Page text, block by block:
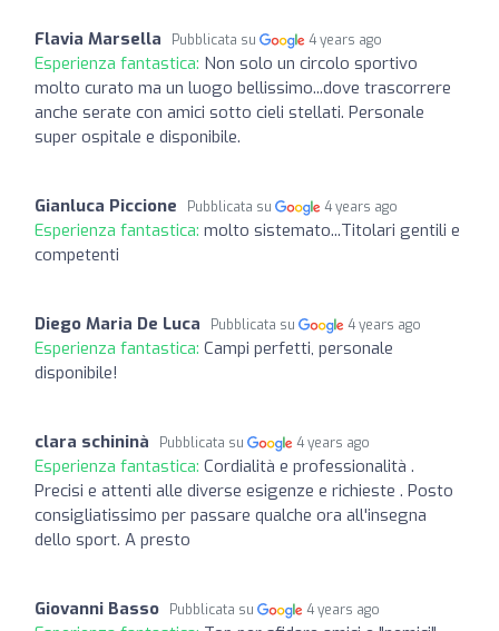
Flavia Marsella Pubblicata su 4 years ago
Esperienza fantastica: Non solo un circolo sportivo
molto curato ma un luogo bellissimo...dove trascorrere
anche serate con amici sotto cieli stellati. Personale
super ospitale e disponibile.
Gianluca Piccione Pubblicata su 4 years ago
Esperienza fantastica: molto sistemato...Titolari gentili e
competenti
Diego Maria De Luca Pubblicata su 4 years ago
Esperienza fantastica: Campi perfetti, personale
disponibile!
clara schininà Pubblicata su 4 years ago
Esperienza fantastica: Cordialità e professionalità .
Precisi e attenti alle diverse esigenze e richieste . Posto
consigliatissimo per passare qualche ora all'insegna
dello sport. A presto
Giovanni Basso Pubblicata su 4 years ago